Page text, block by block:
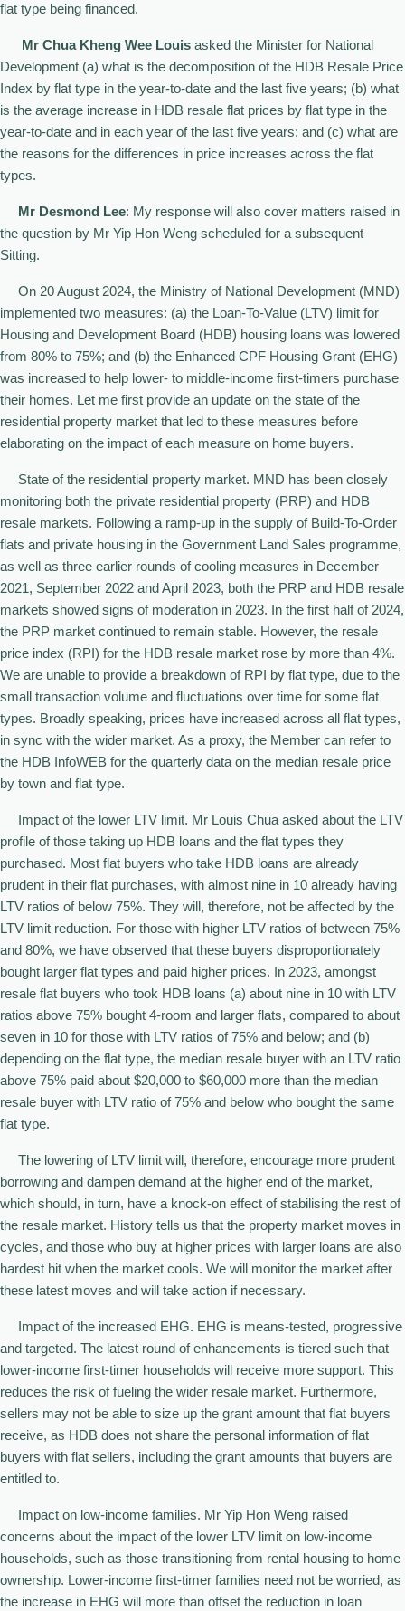
flat type being financed.
Mr Chua Kheng Wee Louis asked the Minister for National
Development (a) what is the decomposition of the HDB Resale Price
Index by flat type in the year-to-date and the last five years; (b) what
is the average increase in HDB resale flat prices by flat type in the
year-to-date and in each year of the last five years; and (c) what are
the reasons for the differences in price increases across the flat
types.
Mr Desmond Lee: My response will also cover matters raised in
the question by Mr Yip Hon Weng scheduled for a subsequent
Sitting.
On 20 August 2024, the Ministry of National Development (MND)
implemented two measures: (a) the Loan-To-Value (LTV) limit for
Housing and Development Board (HDB) housing loans was lowered
from 80% to 75%; and (b) the Enhanced CPF Housing Grant (EHG)
was increased to help lower- to middle-income first-timers purchase
their homes. Let me first provide an update on the state of the
residential property market that led to these measures before
elaborating on the impact of each measure on home buyers.
State of the residential property market. MND has been closely
monitoring both the private residential property (PRP) and HDB
resale markets. Following a ramp-up in the supply of Build-To-Order
flats and private housing in the Government Land Sales programme,
as well as three earlier rounds of cooling measures in December
2021, September 2022 and April 2023, both the PRP and HDB resale
markets showed signs of moderation in 2023. In the first half of 2024,
the PRP market continued to remain stable. However, the resale
price index (RPI) for the HDB resale market rose by more than 4%.
We are unable to provide a breakdown of RPI by flat type, due to the
small transaction volume and fluctuations over time for some flat
types. Broadly speaking, prices have increased across all flat types,
in sync with the wider market. As a proxy, the Member can refer to
the HDB InfoWEB for the quarterly data on the median resale price
by town and flat type.
Impact of the lower LTV limit. Mr Louis Chua asked about the LTV
profile of those taking up HDB loans and the flat types they
purchased. Most flat buyers who take HDB loans are already
prudent in their flat purchases, with almost nine in 10 already having
LTV ratios of below 75%. They will, therefore, not be affected by the
LTV limit reduction. For those with higher LTV ratios of between 75%
and 80%, we have observed that these buyers disproportionately
bought larger flat types and paid higher prices. In 2023, amongst
resale flat buyers who took HDB loans (a) about nine in 10 with LTV
ratios above 75% bought 4-room and larger flats, compared to about
seven in 10 for those with LTV ratios of 75% and below; and (b)
depending on the flat type, the median resale buyer with an LTV ratio
above 75% paid about $20,000 to $60,000 more than the median
resale buyer with LTV ratio of 75% and below who bought the same
flat type.
The lowering of LTV limit will, therefore, encourage more prudent
borrowing and dampen demand at the higher end of the market,
which should, in turn, have a knock-on effect of stabilising the rest of
the resale market. History tells us that the property market moves in
cycles, and those who buy at higher prices with larger loans are also
hardest hit when the market cools. We will monitor the market after
these latest moves and will take action if necessary.
Impact of the increased EHG. EHG is means-tested, progressive
and targeted. The latest round of enhancements is tiered such that
lower-income first-timer households will receive more support. This
reduces the risk of fueling the wider resale market. Furthermore,
sellers may not be able to size up the grant amount that flat buyers
receive, as HDB does not share the personal information of flat
buyers with flat sellers, including the grant amounts that buyers are
entitled to.
Impact on low-income families. Mr Yip Hon Weng raised
concerns about the impact of the lower LTV limit on low-income
households, such as those transitioning from rental housing to home
ownership. Lower-income first-timer families need not be worried, as
the increase in EHG will more than offset the reduction in loan